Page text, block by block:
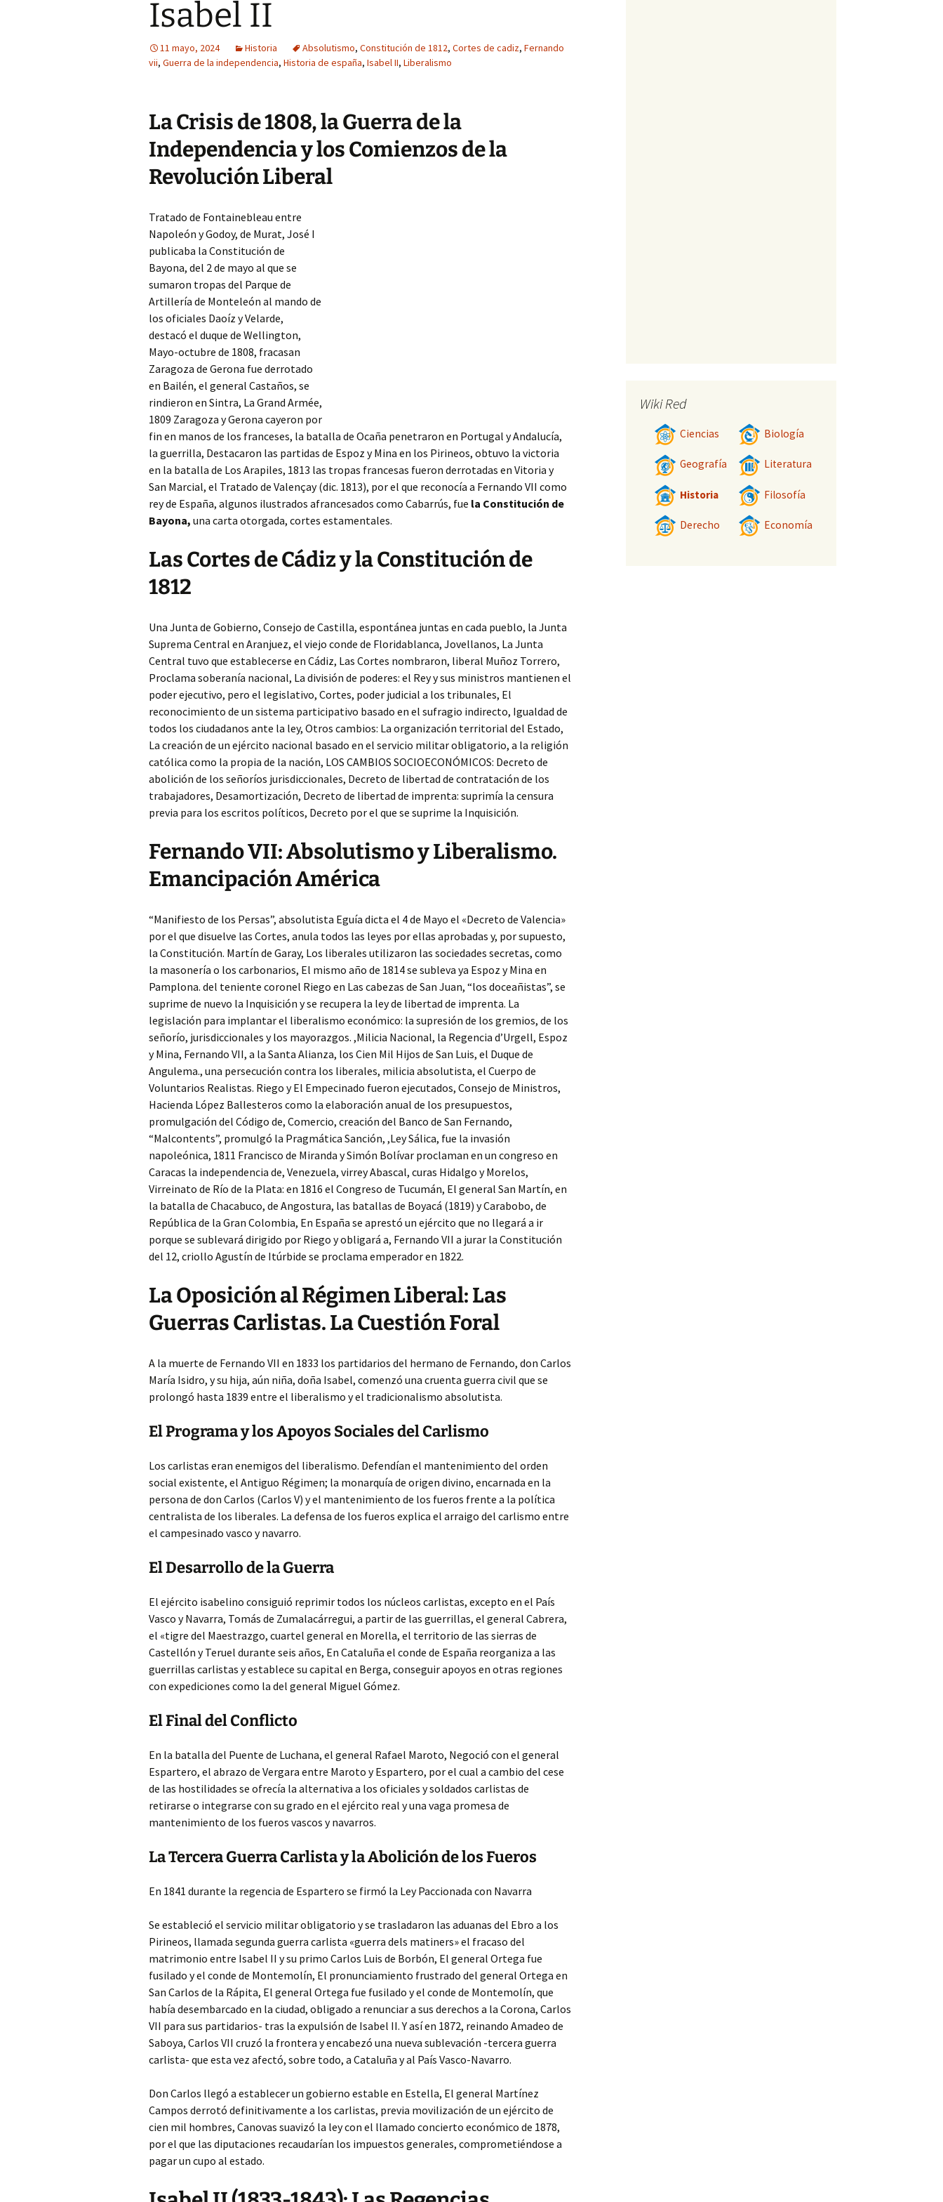
Isabel II
11 mayo, 2024 Historia Absolutismo, Constitución de 1812, Cortes de cadiz, Fernando
vii, Guerra de la independencia, Historia de españa, Isabel II, Liberalismo
La Crisis de 1808, la Guerra de la
Independencia y los Comienzos de la
Revolución Liberal
Tratado de Fontainebleau entre
Napoleón y Godoy, de Murat, José I
publicaba la Constitución de
Bayona, del 2 de mayo al que se
sumaron tropas del Parque de
Artillería de Monteleón al mando de
los oficiales Daoíz y Velarde,
destacó el duque de Wellington,
Mayo-octubre de 1808, fracasan
Zaragoza de Gerona fue derrotado
en Bailén, el general Castaños, se
rindieron en Sintra, La Grand Armée,
1809 Zaragoza y Gerona cayeron por
fin en manos de los franceses, la batalla de Ocaña penetraron en Portugal y Andalucía,
la guerrilla, Destacaron las partidas de Espoz y Mina en los Pirineos, obtuvo la victoria
en la batalla de Los Arapiles, 1813 las tropas francesas fueron derrotadas en Vitoria y
San Marcial, el Tratado de Valençay (dic. 1813), por el que reconocía a Fernando VII como
rey de España, algunos ilustrados afrancesados como Cabarrús, fue la Constitución de
Bayona, una carta otorgada, cortes estamentales.
Las Cortes de Cádiz y la Constitución de
1812
Una Junta de Gobierno, Consejo de Castilla, espontánea juntas en cada pueblo, la Junta
Suprema Central en Aranjuez, el viejo conde de Floridablanca, Jovellanos, La Junta
Central tuvo que establecerse en Cádiz, Las Cortes nombraron, liberal Muñoz Torrero,
Proclama soberanía nacional, La división de poderes: el Rey y sus ministros mantienen el
poder ejecutivo, pero el legislativo, Cortes, poder judicial a los tribunales, El
reconocimiento de un sistema participativo basado en el sufragio indirecto, Igualdad de
todos los ciudadanos ante la ley, Otros cambios: La organización territorial del Estado,
La creación de un ejército nacional basado en el servicio militar obligatorio, a la religión
católica como la propia de la nación, LOS CAMBIOS SOCIOECONÓMICOS: Decreto de
abolición de los señoríos jurisdiccionales, Decreto de libertad de contratación de los
trabajadores, Desamortización, Decreto de libertad de imprenta: suprimía la censura
previa para los escritos políticos, Decreto por el que se suprime la Inquisición.
Fernando VII: Absolutismo y Liberalismo.
Emancipación América
“Manifiesto de los Persas”, absolutista Eguía dicta el 4 de Mayo el «Decreto de Valencia»
por el que disuelve las Cortes, anula todos las leyes por ellas aprobadas y, por supuesto,
la Constitución. Martín de Garay, Los liberales utilizaron las sociedades secretas, como
la masonería o los carbonarios, El mismo año de 1814 se subleva ya Espoz y Mina en
Pamplona. del teniente coronel Riego en Las cabezas de San Juan, “los doceañistas”, se
suprime de nuevo la Inquisición y se recupera la ley de libertad de imprenta. La
legislación para implantar el liberalismo económico: la supresión de los gremios, de los
señorío, jurisdiccionales y los mayorazgos. ,Milicia Nacional, la Regencia d’Urgell, Espoz
y Mina, Fernando VII, a la Santa Alianza, los Cien Mil Hijos de San Luis, el Duque de
Angulema., una persecución contra los liberales, milicia absolutista, el Cuerpo de
Voluntarios Realistas. Riego y El Empecinado fueron ejecutados, Consejo de Ministros,
Hacienda López Ballesteros como la elaboración anual de los presupuestos,
promulgación del Código de, Comercio, creación del Banco de San Fernando,
“Malcontents”, promulgó la Pragmática Sanción, ,Ley Sálica, fue la invasión
napoleónica, 1811 Francisco de Miranda y Simón Bolívar proclaman en un congreso en
Caracas la independencia de, Venezuela, virrey Abascal, curas Hidalgo y Morelos,
Virreinato de Río de la Plata: en 1816 el Congreso de Tucumán, El general San Martín, en
la batalla de Chacabuco, de Angostura, las batallas de Boyacá (1819) y Carabobo, de
República de la Gran Colombia, En España se aprestó un ejército que no llegará a ir
porque se sublevará dirigido por Riego y obligará a, Fernando VII a jurar la Constitución
del 12, criollo Agustín de Itúrbide se proclama emperador en 1822.
La Oposición al Régimen Liberal: Las
Guerras Carlistas. La Cuestión Foral
A la muerte de Fernando VII en 1833 los partidarios del hermano de Fernando, don Carlos
María Isidro, y su hija, aún niña, doña Isabel, comenzó una cruenta guerra civil que se
prolongó hasta 1839 entre el liberalismo y el tradicionalismo absolutista.
El Programa y los Apoyos Sociales del Carlismo
Los carlistas eran enemigos del liberalismo. Defendían el mantenimiento del orden
social existente, el Antiguo Régimen; la monarquía de origen divino, encarnada en la
persona de don Carlos (Carlos V) y el mantenimiento de los fueros frente a la política
centralista de los liberales. La defensa de los fueros explica el arraigo del carlismo entre
el campesinado vasco y navarro.
El Desarrollo de la Guerra
El ejército isabelino consiguió reprimir todos los núcleos carlistas, excepto en el País
Vasco y Navarra, Tomás de Zumalacárregui, a partir de las guerrillas, el general Cabrera,
el «tigre del Maestrazgo, cuartel general en Morella, el territorio de las sierras de
Castellón y Teruel durante seis años, En Cataluña el conde de España reorganiza a las
guerrillas carlistas y establece su capital en Berga, conseguir apoyos en otras regiones
con expediciones como la del general Miguel Gómez.
El Final del Conflicto
En la batalla del Puente de Luchana, el general Rafael Maroto, Negoció con el general
Espartero, el abrazo de Vergara entre Maroto y Espartero, por el cual a cambio del cese
de las hostilidades se ofrecía la alternativa a los oficiales y soldados carlistas de
retirarse o integrarse con su grado en el ejército real y una vaga promesa de
mantenimiento de los fueros vascos y navarros.
La Tercera Guerra Carlista y la Abolición de los Fueros
En 1841 durante la regencia de Espartero se firmó la Ley Paccionada con Navarra
Se estableció el servicio militar obligatorio y se trasladaron las aduanas del Ebro a los
Pirineos, llamada segunda guerra carlista «guerra dels matiners» el fracaso del
matrimonio entre Isabel II y su primo Carlos Luis de Borbón, El general Ortega fue
fusilado y el conde de Montemolín, El pronunciamiento frustrado del general Ortega en
San Carlos de la Rápita, El general Ortega fue fusilado y el conde de Montemolín, que
había desembarcado en la ciudad, obligado a renunciar a sus derechos a la Corona, Carlos
VII para sus partidarios- tras la expulsión de Isabel II. Y así en 1872, reinando Amadeo de
Saboya, Carlos VII cruzó la frontera y encabezó una nueva sublevación -tercera guerra
carlista- que esta vez afectó, sobre todo, a Cataluña y al País Vasco-Navarro.
Don Carlos llegó a establecer un gobierno estable en Estella, El general Martínez
Campos derrotó definitivamente a los carlistas, previa movilización de un ejército de
cien mil hombres, Canovas suavizó la ley con el llamado concierto económico de 1878,
por el que las diputaciones recaudarían los impuestos generales, comprometiéndose a
pagar un cupo al estado.
Wiki Red
Ciencias Biología
Geografía Literatura
Historia Filosofía
Derecho Economía